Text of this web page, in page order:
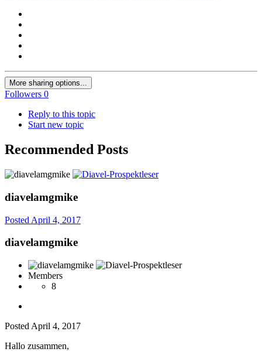
More sharing options...
Followers 0
Reply to this topic
Start new topic
Recommended Posts
diavelamgmike
Posted April 4, 2017
diavelamgmike
Members
8
Posted April 4, 2017
Hallo zusammen,